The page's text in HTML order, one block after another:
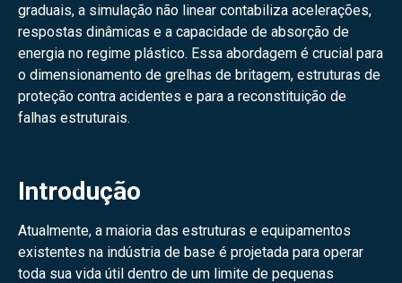
graduais, a simulação não linear contabiliza acelerações,
respostas dinâmicas e a capacidade de absorção de
energia no regime plástico. Essa abordagem é crucial para
o dimensionamento de grelhas de britagem, estruturas de
proteção contra acidentes e para a reconstituição de
falhas estruturais.
Introdução
Atualmente, a maioria das estruturas e equipamentos
existentes na indústria de base é projetada para operar
toda sua vida útil dentro de um limite de pequenas